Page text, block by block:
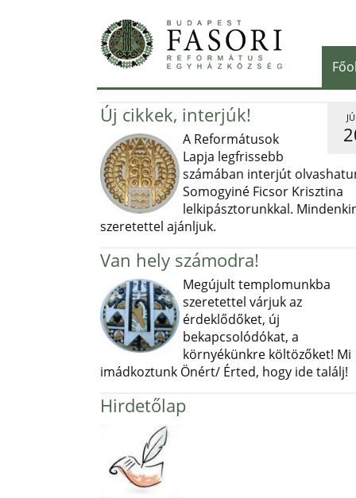
Új cikkek, interjúk!
A Reformátusok
Lapja legfrissebb
számában interjút
Somogyiné Ficsor Krisztina
lelkipásztorunkkal.
szeretettel ajánljuk.
Van hely számodra!
Megújult templomunkba
szeretettel várjuk az
érdeklődőket, új
bekapcsolódókat, a
környékünkre költözőket! Mi
imádkoztunk Önért/ Érted, hogy ide találj!
Hirdetőlap